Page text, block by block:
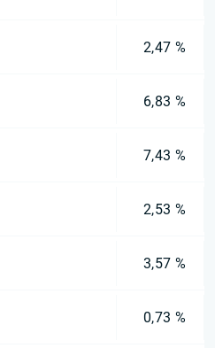
2,47 %
6,83 %
7,43 %
2,53 %
3,57 %
0,73 %